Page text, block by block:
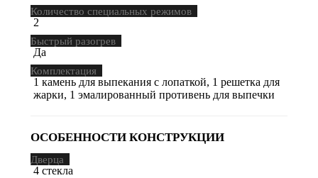
Количество специальных режимов
2
Быстрый разогрев
Да
Комплектация
1 камень для выпекания с лопаткой, 1 решетка для
жарки, 1 эмалированный противень для выпечки
ОСОБЕННОСТИ КОНСТРУКЦИИ
Дверца
4 стекла